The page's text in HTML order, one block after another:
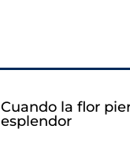
Cuando la flor
esplendor